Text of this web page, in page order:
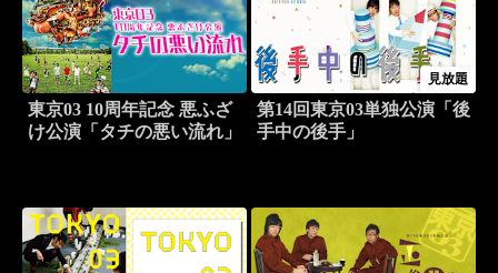
東京03 10周年記念 悪ふざ
け公演「タチの悪い流れ」
見放題
第14回東京03単独公演「後
手中の後手」